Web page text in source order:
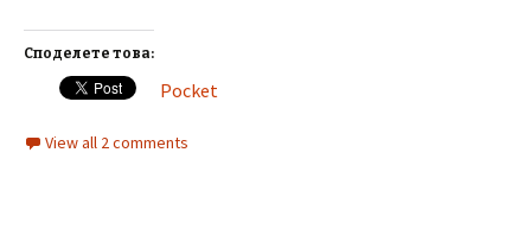
Споделете това:
Pocket
View all 2 comments